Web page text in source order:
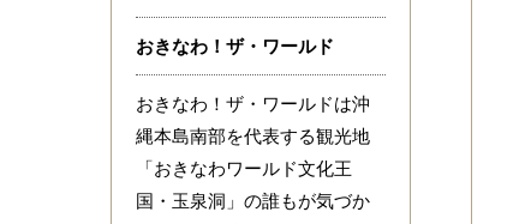
おきなわ！ザ・ワールド
おきなわ！ザ・ワールドは沖
縄本島南部を代表する観光地
「おきなわワールド文化王
国・玉泉洞」の誰もが気づか